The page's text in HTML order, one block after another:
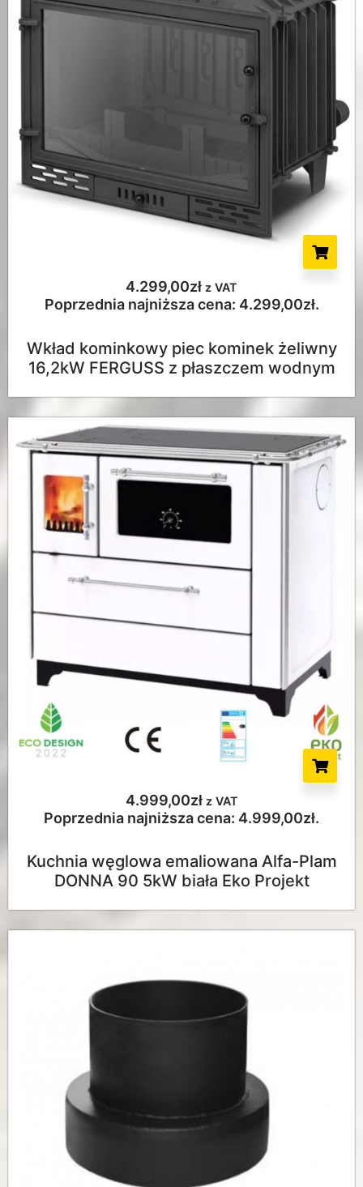
4.299,00zł z VAT
Poprzednia najniższa cena: 4.299,00zł.
Wkład kominkowy piec kominek żeliwny
16,2kW FERGUSS z płaszczem wodnym
4.999,00zł z VAT
Poprzednia najniższa cena: 4.999,00zł.
Kuchnia węglowa emaliowana Alfa-Plam
DONNA 90 5kW biała Eko Projekt